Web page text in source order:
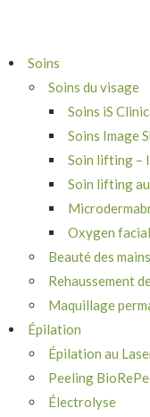
Soins
Soins du visage
Soins iS
Soins Image
Soin lifting –
Soin lifting
Oxygen facial
Beauté des
Rehaussement
Maquillage
Épilation
Épilation au
Peeling
Électrolyse